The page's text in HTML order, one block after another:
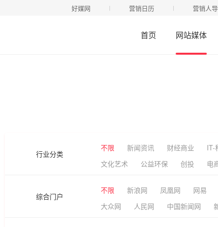
好媒网 营销日历 营销人
首页 网站媒体
行业分类
不限 新闻资讯 财经商业
IT-
文化艺术
公益环保 创投 电
综合门户
不限 新浪网 凤凰网
网易
大众网
人民网 中国新闻网